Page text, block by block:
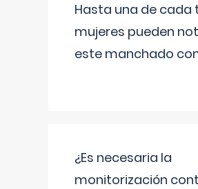
Hasta una de cada
mujeres pueden
este manchado
¿Es necesaria la
monitorización